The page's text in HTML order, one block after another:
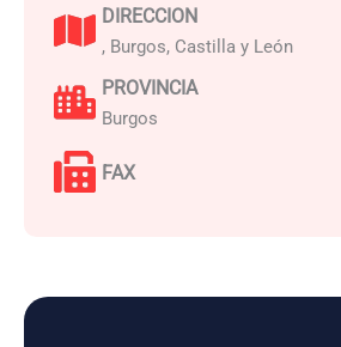
DIRECCION
, Burgos, Castilla y León
PROVINCIA
Burgos
FAX